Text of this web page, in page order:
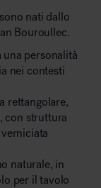
sono nati dallo
Bouroullec.
una personalità
nei contesti
rettangolare,
con struttura
naturale, in
per il tavolo